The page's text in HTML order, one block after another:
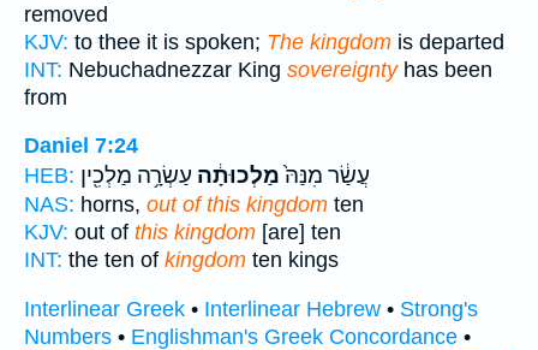
removed
KJV: to thee it is spoken; The kingdom is departed
INT: Nebuchadnezzar King sovereigntyhas been
from
Daniel 7:24
HEB:
עֲשַׂ֔ר מִנַּהּ֙מַלְכוּתָ֔ה עַשְׂרָ֥ה מַלְכִ֖ין
NAS: horns, out of this kingdom ten
KJV: out of this kingdom [are] ten
INT: the ten of kingdom ten kings
Interlinear Greek • Interlinear Hebrew • Strong's
Numbers • Englishman's Greek Concordance •